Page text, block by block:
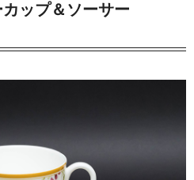
ップ＆ソーサー